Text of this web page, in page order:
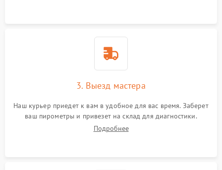
3. Выезд мастера
Наш курьер приедет к вам в удобное для вас время. Заберет
ваш пирометры и привезет на склад для диагностики.
Подробнее